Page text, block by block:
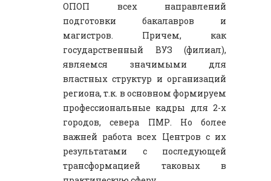
ОПОП всех направлений
подготовки бакалавров и
магистров. Причем, как
государственный ВУЗ (филиал),
являемся значимыми для
властных структур и организаций
региона, т.к. в основном формируем
профессиональные кадры для 2-х
городов, севера ПМР. Но более
важней работа всех Центров с их
результатами с последующей
трансформацией таковых в